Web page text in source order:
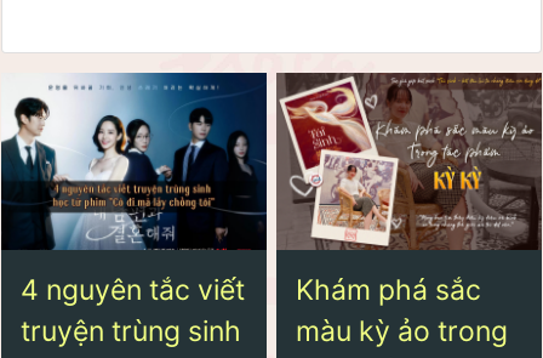
4 nguyên tắc viết
truyện trùng sinh
Khám phá sắc
màu kỳ ảo trong